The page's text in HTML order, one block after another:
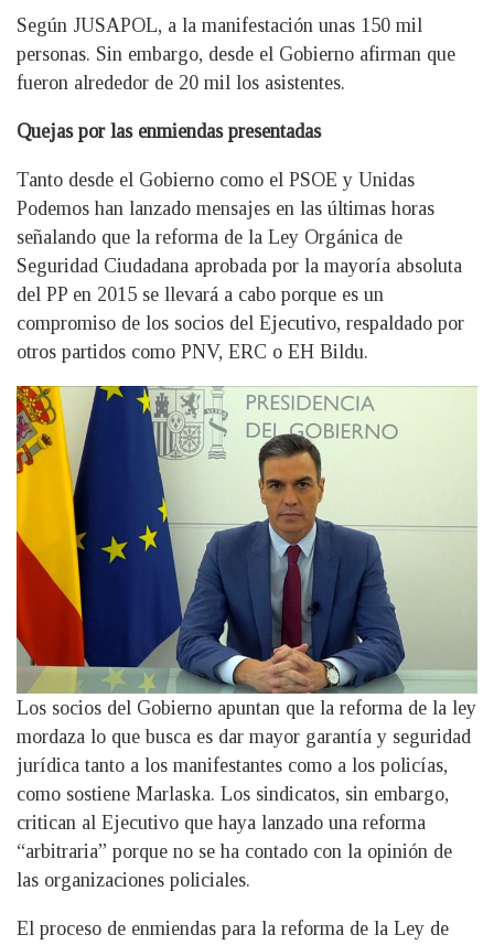
Según JUSAPOL, a la manifestación unas 150 mil
personas. Sin embargo, desde el Gobierno afirman que
fueron alrededor de 20 mil los asistentes.
Quejas por las enmiendas presentadas
Tanto desde el Gobierno como el PSOE y Unidas
Podemos han lanzado mensajes en las últimas horas
señalando que la reforma de la Ley Orgánica de
Seguridad Ciudadana aprobada por la mayoría absoluta
del PP en 2015 se llevará a cabo porque es un
compromiso de los socios del Ejecutivo, respaldado por
otros partidos como PNV, ERC o EH Bildu.
Los socios del Gobierno apuntan que la reforma de la ley
mordaza lo que busca es dar mayor garantía y seguridad
jurídica tanto a los manifestantes como a los policías,
como sostiene Marlaska. Los sindicatos, sin embargo,
critican al Ejecutivo que haya lanzado una reforma
“arbitraria” porque no se ha contado con la opinión de
las organizaciones policiales.
El proceso de enmiendas para la reforma de la Ley de